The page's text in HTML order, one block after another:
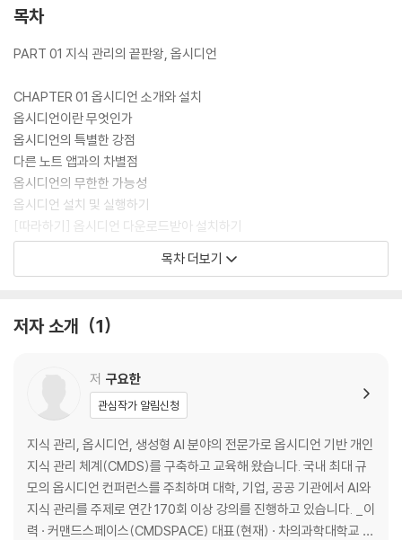
이 처음이라면 시행착오 없이 시작하는 안내서로, 이미 쓰고 있다면 자신
목차
PART 01 지식 관리의 끝판왕, 옵시디언
CHAPTER 01 옵시디언 소개와 설치
옵시디언이란 무엇인가
옵시디언의 특별한 강점
다른 노트 앱과의 차별점
옵시디언의 무한한 가능성
옵시디언 설치 및 실행하기
[따라하기] 옵시디언 다운로드받아 설치하기
CHAPTER 02 지식 공간 설계의 시작, 볼트
볼트의 기본 구조와 인터페이스 살펴보기
[따라하기] 폴더 생성과 관리하기
볼트의 설정 파일 이해하기
CHAPTER 03 옵시디언 활용을 위한 필수 설정
폴더 구조 설정하기
[따라하기] 새로운 폴더 구조 만들기
옵시디언 설정 창 살펴보기
[따라하기] 기본 폴더 지정하기
목차 더보기
저자 소개 1
저 구요한
관심작가 알림신청
지식 관리, 옵시디언, 생성형 AI 분야의 전문가로 옵시디언 기반 개인
지식 관리 체계(CMDS)를 구축하고 교육해 왔습니다. 국내 최대 규
모의 옵시디언 컨퍼런스를 주최하며 대학, 기업, 공공 기관에서 AI와
지식 관리를 주제로 연간 170회 이상 강의를 진행하고 있습니다. _이
력 · 커맨드스페이스(CMDSPACE) 대표(현재) · 차의과학대학교 겸